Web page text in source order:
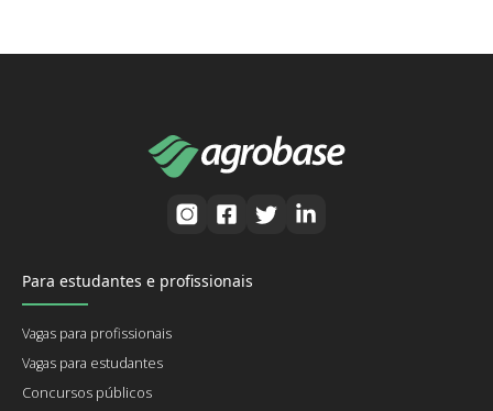
Para estudantes e profissionais
Vagas para profissionais
Vagas para estudantes
Concursos públicos